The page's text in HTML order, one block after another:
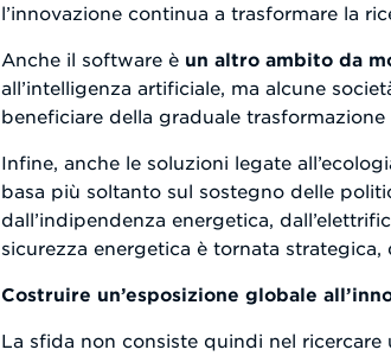
l’innovazione continua a trasformare la
Anche il software è un altro ambito da
all’intelligenza artificiale, ma alcune
beneficiare della graduale
Infine, anche le soluzioni legate
basa più soltanto sul sostegno delle
dall’indipendenza energetica,
sicurezza energetica è tornata
Costruire un’esposizione globale
La sfida non consiste quindi nel ricercare